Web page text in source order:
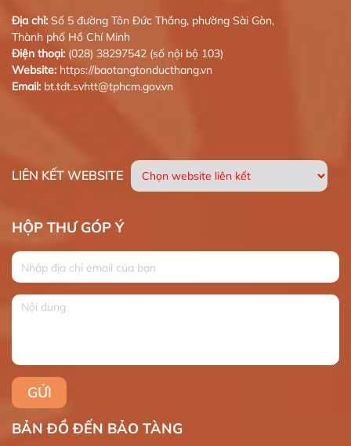
Địa chỉ: Số 5 đường Tôn Đức Thắng, phường Sài Gòn,
Thành phố Hồ Chí Minh
Điện thoại: (028) 38297542 (số nội bộ 103)
Website: https://baotangtonducthang.vn
Email: bt.tdt.svhtt@tphcm.gov.vn
LIÊN KẾT WEBSITE
HỘP THƯ GÓP Ý
BẢN ĐỒ ĐẾN BẢO TÀNG